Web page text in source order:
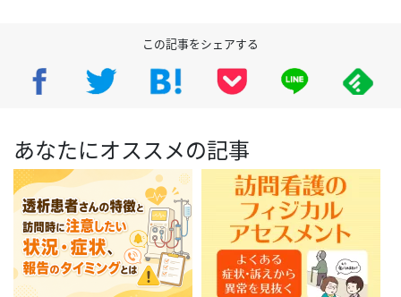
この記事をシェアする
あなたにオススメの記事